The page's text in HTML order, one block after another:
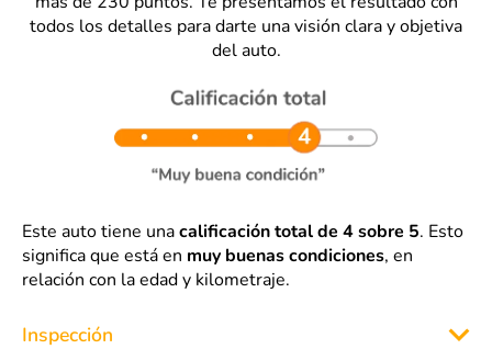
todos los detalles para darte una visión clara y objetiva
del auto.
Este auto tiene unacalificación total de 4 sobre 5. Esto
significa que está en muy buenas condiciones, en
relación con la edad y kilometraje.
Inspección